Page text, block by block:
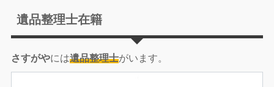
遺品整理士在籍
さすがやには遺品整理士がいます。